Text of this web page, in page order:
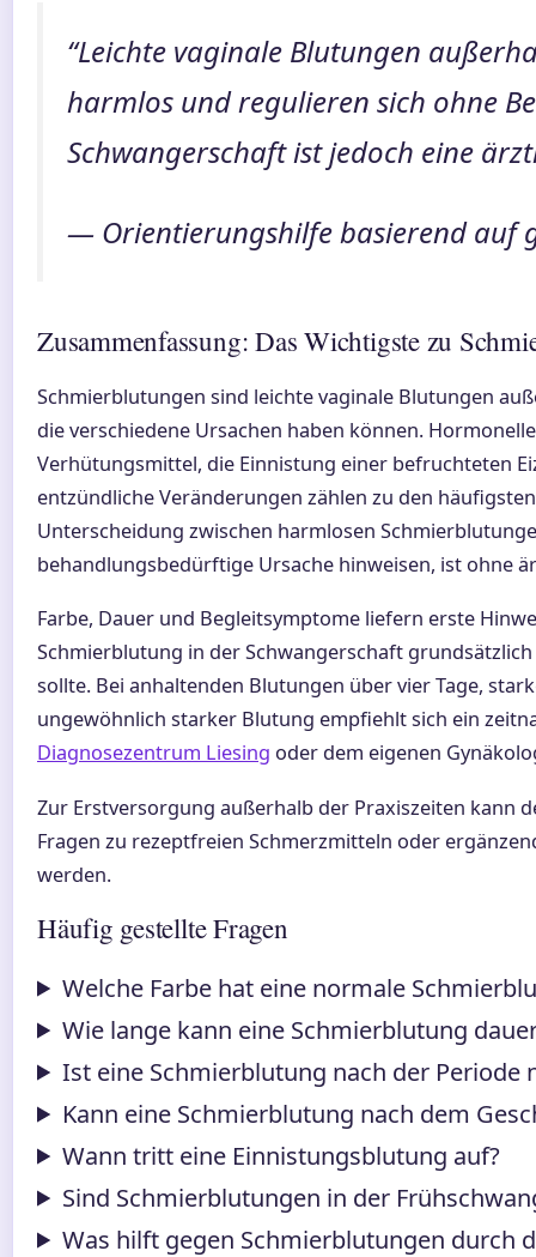
“Leichte vaginale Blutungen
harmlos und regulieren sich ohne
Schwangerschaft ist jedoch eine
— Orientierungshilfe basierend auf
Zusammenfassung: Das Wichtigste zu
Schmierblutungen sind leichte vaginale Blutungen
die verschiedene Ursachen haben können.
Verhütungsmittel, die Einnistung einer befruchteten
entzündliche Veränderungen zählen zu den
Unterscheidung zwischen harmlosen
behandlungsbedürftige Ursache hinweisen, ist ohne
Farbe, Dauer und Begleitsymptome liefern erste
Schmierblutung in der Schwangerschaft
sollte. Bei anhaltenden Blutungen über vier Tage,
ungewöhnlich starker Blutung empfiehlt sich ein
Diagnosezentrum Liesing oder dem eigenen
Zur Erstversorgung außerhalb der Praxiszeiten kann
Fragen zu rezeptfreien Schmerzmitteln oder
werden.
Häufig gestellte Fragen
Welche Farbe hat eine normale
Wie lange kann eine Schmierblutung
Ist eine Schmierblutung nach der Periode
Kann eine Schmierblutung nach dem
Wann tritt eine Einnistungsblutung auf?
Sind Schmierblutungen in der
Was hilft gegen Schmierblutungen durch